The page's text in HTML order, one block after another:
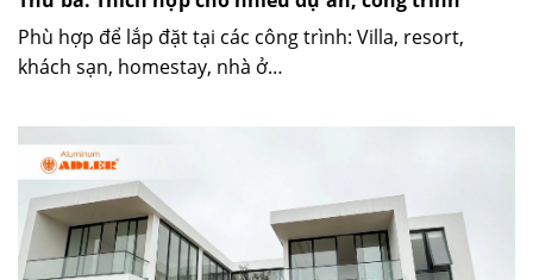
Phù hợp để lắp đặt tại các công trình: Villa, resort,
khách sạn, homestay, nhà ở…